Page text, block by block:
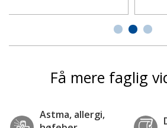
Få mere faglig
Astma, allergi,